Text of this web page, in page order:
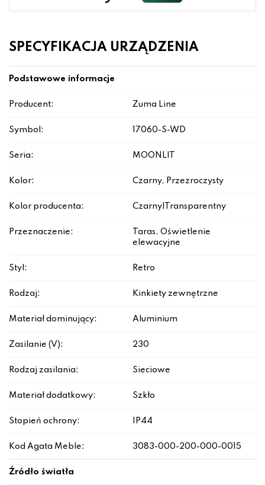
SPECYFIKACJA URZĄDZENIA
Podstawowe informacje
Producent: Zuma Line
Symbol: 17060-S-WD
Seria: MOONLIT
Kolor: Czarny, Przezroczysty
Kolor producenta: Czarny|Transparentny
Przeznaczenie:
Taras, Oświetlenie
elewacyjne
Styl: Retro
Rodzaj: Kinkiety zewnętrzne
Materiał dominujący: Aluminium
Zasilanie (V): 230
Rodzaj zasilania: Sieciowe
Materiał dodatkowy: Szkło
Stopień ochrony: IP44
Kod Agata Meble: 3083-000-200-000-0015
Źródło światła